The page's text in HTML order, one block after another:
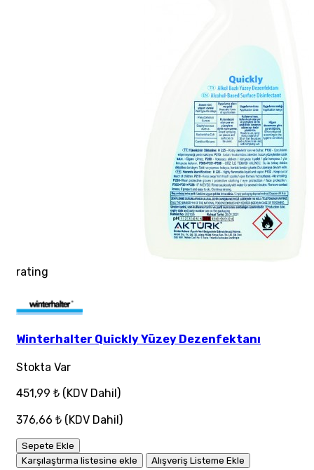
rating
Winterhalter Quickly Yüzey Dezenfektanı
Stokta Var
451,99 ₺ (KDV Dahil)
376,66 ₺ (KDV Dahil)
Sepete Ekle
Karşılaştırma listesine ekle
Alışveriş Listeme Ekle